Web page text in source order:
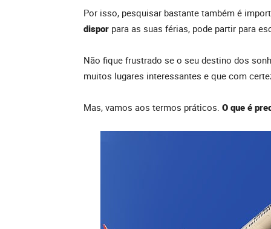
Por isso, pesquisar bastante também é
dispor para as suas férias, pode partir para
Não fique frustrado se o seu destino dos
muitos lugares interessantes e que com
Mas, vamos aos termos práticos. O que é